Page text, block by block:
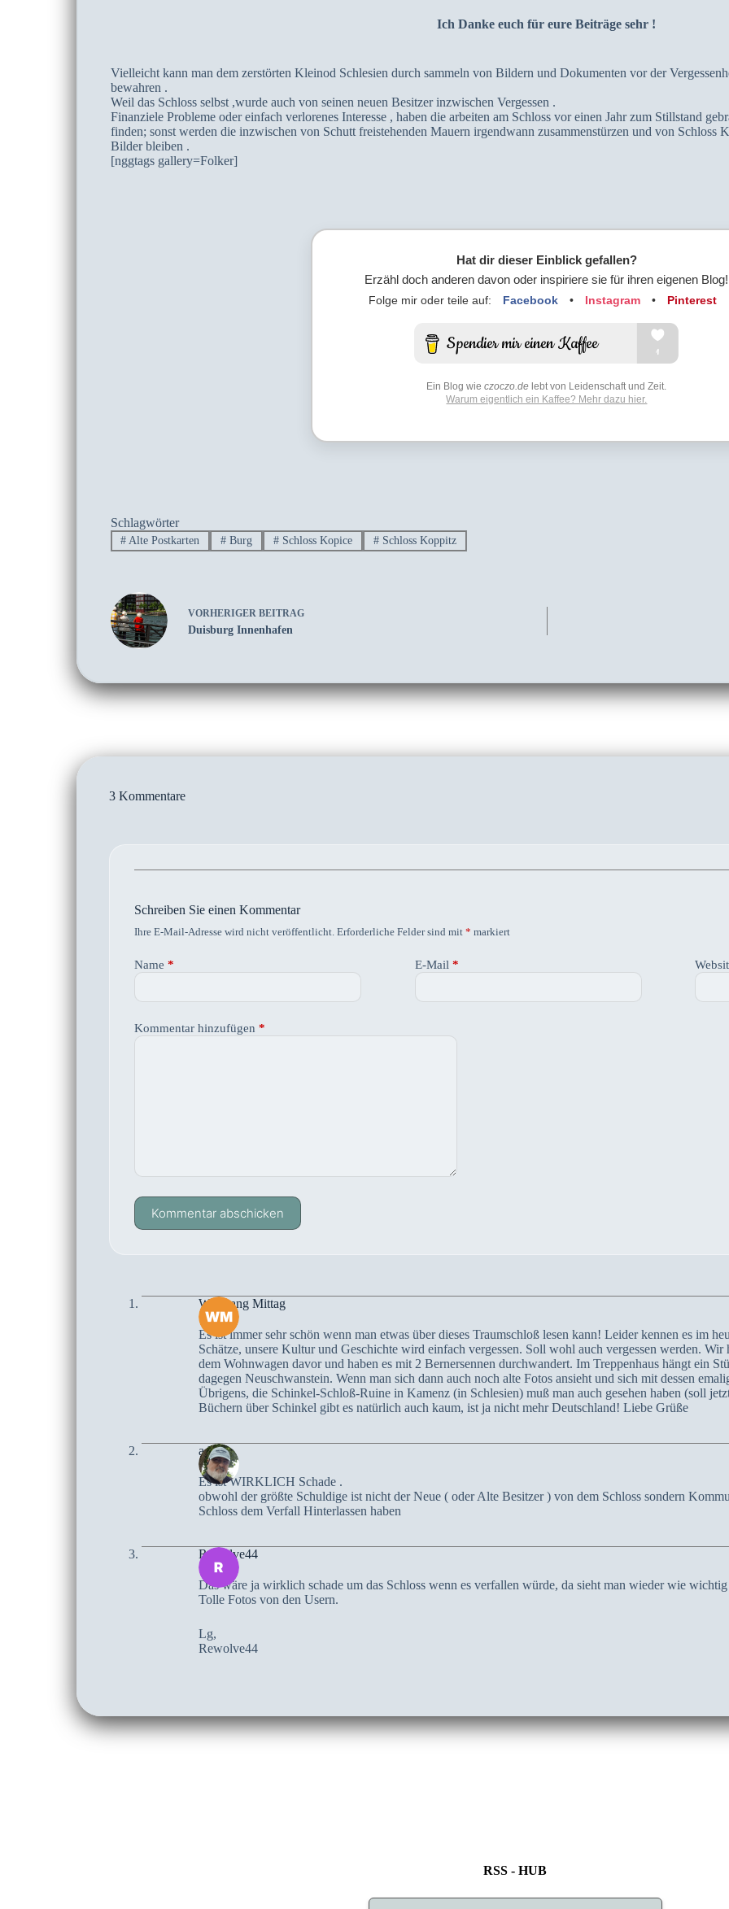
Ich Danke euch für eure Beiträge sehr !
Vielleicht kann man dem zerstörten Kleinod Schlesien durch sammeln von Bildern und Dokumenten vor der
bewahren .
Weil das Schloss selbst ,wurde auch von seinen neuen Besitzer inzwischen Vergessen .
Finanziele Probleme oder einfach verlorenes Interesse , haben die arbeiten am Schloss vor einen Jahr zum Stillstand
finden; sonst werden die inzwischen von Schutt freistehenden Mauern irgendwann zusammenstürzen und von
Bilder bleiben .
[nggtags gallery=Folker]
Hat dir dieser Einblick gefallen?
Erzähl doch anderen davon oder inspiriere sie für ihren eigenen Blog!
Folge mir oder teile auf: Facebook • Instagram • Pinterest
Ein Blog wieczoczo.de lebt von Leidenschaft und Zeit.
Warum eigentlich ein Kaffee? Mehr dazu hier.
Schlagwörter
# Alte Postkarten # Burg # Schloss Kopice #Schloss Koppitz
VORHERIGER BEITRAG
Duisburg Innenhafen
3 Kommentare
Schreiben Sie einen Kommentar
Ihre E-Mail-Adresse wird nicht veröffentlicht. Erforderliche Felder sind mit * markiert
Name * E-Mail*
Kommentar hinzufügen *
Kommentar abschicken
Wolfgang Mittag
Es ist immer sehr schön wenn man etwas über dieses Traumschloß lesen kann! Leider kennen es im
Schätze, unsere Kultur und Geschichte wird einfach vergessen. Soll wohl auch vergessen werden. Wir
dem Wohnwagen davor und haben es mit 2 Bernersennen durchwandert. Im Treppenhaus hängt ein
dagegen Neuschwanstein. Wenn man sich dann auch noch alte Fotos ansieht und sich mit dessen
Übrigens, die Schinkel-Schloß-Ruine in Kamenz (in Schlesien) muß man auch gesehen haben (soll
Büchern über Schinkel gibt es natürlich auch kaum, ist ja nicht mehr Deutschland! Liebe Grüße
admin
Es ist WIRKLICH Schade .
obwohl der größte Schuldige ist nicht der Neue ( oder Alte Besitzer ) von dem Schloss sondern
Schloss dem Verfall Hinterlassen haben
Rewolve44
Das wäre ja wirklich schade um das Schloss wenn es verfallen würde, da sieht man wieder wie
Tolle Fotos von den Usern.
Lg,
Rewolve44
RSS - HUB